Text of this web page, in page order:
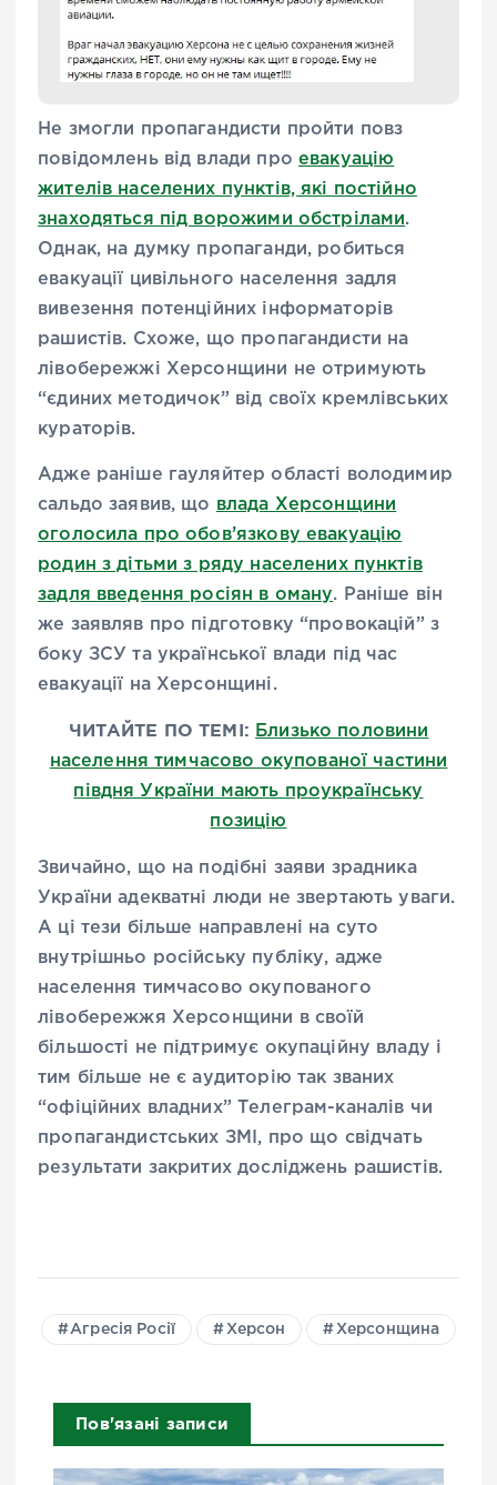
Не змогли пропагандисти пройти повз
повідомлень від влади про евакуацію
жителів населених пунктів, які постійно
знаходяться під ворожими обстрілами.
Однак, на думку пропаганди, робиться
евакуації цивільного населення задля
вивезення потенційних інформаторів
рашистів. Схоже, що пропагандисти на
лівобережжі Херсонщини не отримують
“єдиних методичок” від своїх кремлівських
кураторів.
Адже раніше гауляйтер області володимир
сальдо заявив, що влада Херсонщини
оголосила про обов’язкову евакуацію
родин з дітьми з ряду населених пунктів
задля введення росіян в оману. Раніше він
же заявляв про підготовку “провокацій” з
боку ЗСУ та української влади під час
евакуації на Херсонщині.
ЧИТАЙТЕ ПО ТЕМІ: Близько половини
населення тимчасово окупованої частини
півдня України мають проукраїнську
позицію
Звичайно, що на подібні заяви зрадника
України адекватні люди не звертають уваги.
А ці тези більше направлені на суто
внутрішньо російську публіку, адже
населення тимчасово окупованого
лівобережжя Херсонщини в своїй
більшості не підтримує окупаційну владу і
тим більше не є аудиторію так званих
“офіційних владних” Телеграм-каналів чи
пропагандистських ЗМІ, про що свідчать
результати закритих досліджень рашистів.
Агресія Росії Херсон Херсонщина
Пов'язані записи